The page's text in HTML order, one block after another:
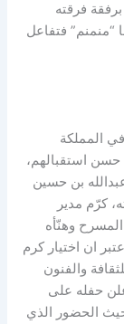
فرقته
“منمنم” فتفاعل
المملكة
حسن استقبالهم،
عبدالله بن حسين
كرّم مدير
وهنّأه
ان اختيار كرم
جرش للثقافة والفنون
حفله على
الحضور الذي